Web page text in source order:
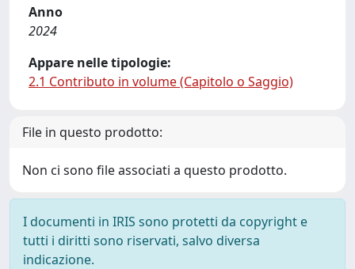
Anno
2024
Appare nelle tipologie:
2.1 Contributo in volume (Capitolo o Saggio)
File in questo prodotto:
Non ci sono file associati a questo prodotto.
I documenti in IRIS sono protetti da copyright e
tutti i diritti sono riservati, salvo diversa
indicazione.